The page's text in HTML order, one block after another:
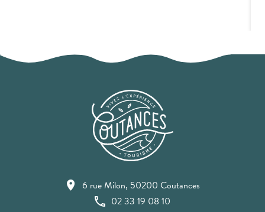
6 rue Milon, 50200 Coutances
02 33 19 08 10